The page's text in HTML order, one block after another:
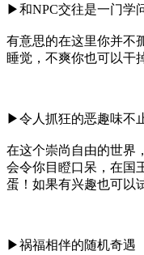
▶和NPC交往是一门学
有意思的在这里你并不
睡觉，不爽你也可以干
▶令人抓狂的恶趣味不
在这个崇尚自由的世界
会令你目瞪口呆，在国
蛋！如果有兴趣也可以
▶祸福相伴的随机奇遇